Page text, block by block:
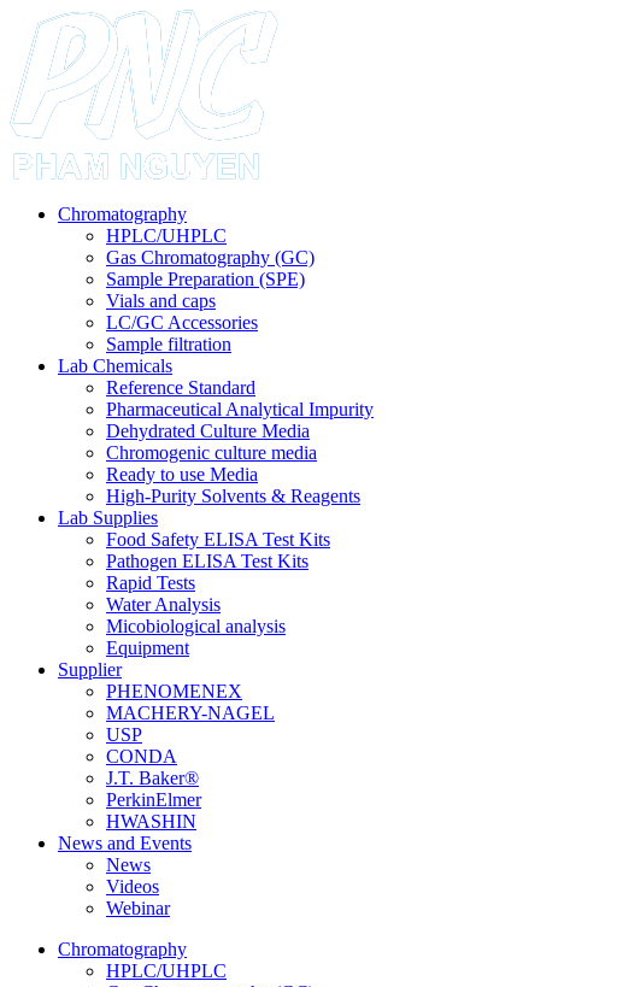
Chromatography
HPLC/UHPLC
Gas Chromatography (GC)
Sample Preparation (SPE)
Vials and caps
LC/GC Accessories
Sample filtration
Lab Chemicals
Reference Standard
Pharmaceutical Analytical Impurity
Dehydrated Culture Media
Chromogenic culture media
Ready to use Media
High-Purity Solvents & Reagents
Lab Supplies
Food Safety ELISA Test Kits
Pathogen ELISA Test Kits
Rapid Tests
Water Analysis
Micobiological analysis
Equipment
Supplier
PHENOMENEX
MACHERY-NAGEL
USP
CONDA
J.T. Baker®
PerkinElmer
HWASHIN
News and Events
News
Videos
Webinar
Chromatography
HPLC/UHPLC